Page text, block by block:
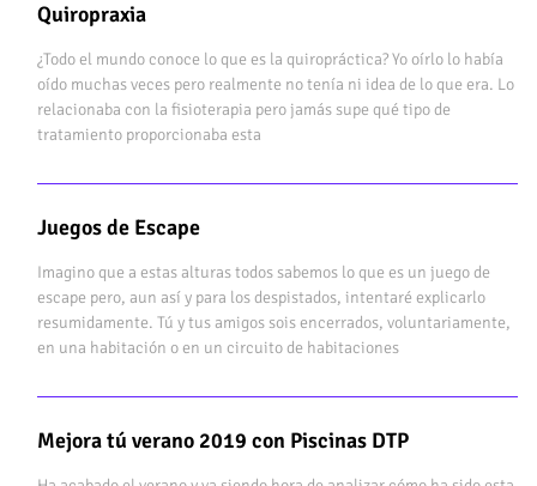
Quiropraxia
¿Todo el mundo conoce lo que es la quiropráctica? Yo oírlo lo había
oído muchas veces pero realmente no tenía ni idea de lo que era. Lo
relacionaba con la fisioterapia pero jamás supe qué tipo de
tratamiento proporcionaba esta
Juegos de Escape
Imagino que a estas alturas todos sabemos lo que es un juego de
escape pero, aun así y para los despistados, intentaré explicarlo
resumidamente. Tú y tus amigos sois encerrados, voluntariamente,
en una habitación o en un circuito de habitaciones
Mejora tú verano 2019 con Piscinas DTP